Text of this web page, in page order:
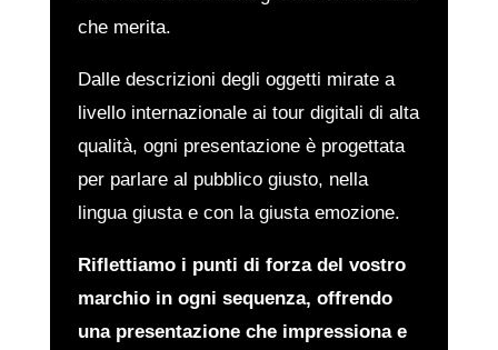
che merita.
Dalle descrizioni degli oggetti mirate a
livello internazionale ai tour digitali di alta
qualità, ogni presentazione è progettata
per parlare al pubblico giusto, nella
lingua giusta e con la giusta emozione.
Riflettiamo i punti di forza del vostro
marchio in ogni sequenza, offrendo
una presentazione che impressiona e